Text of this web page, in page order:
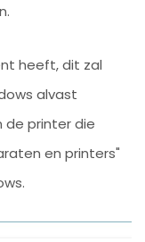
heeft, dit zal
alvast
de printer die
en printers"